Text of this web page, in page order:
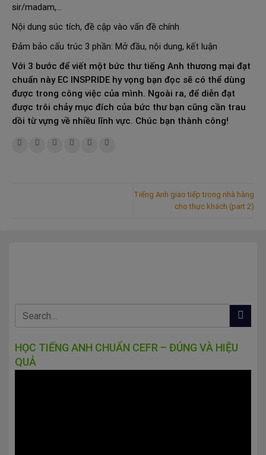
sir/madam,…
Nội dung súc tích, đề cập vào vấn đề chính
Đảm bảo cấu trúc 3 phần: Mở đầu, nội dung, kết luận
Với 3 bước để viết một bức thư tiếng Anh thương mại đạt
chuẩn này EC INSPRIDE hy vọng bạn đọc sẽ có thể dùng
được trong công việc của mình. Ngoài ra, để diễn đạt
được trôi chảy mục đích của bức thư bạn cũng cần trau
dồi từ vựng về nhiều lĩnh vực. Chúc bạn thành công!
Tiếng Anh giao tiếp trong nhà hàng
cho thực khách (part 2)
HỌC TIẾNG ANH CHUẨN CEFR – ĐÚNG VÀ HIỆU
QUẢ